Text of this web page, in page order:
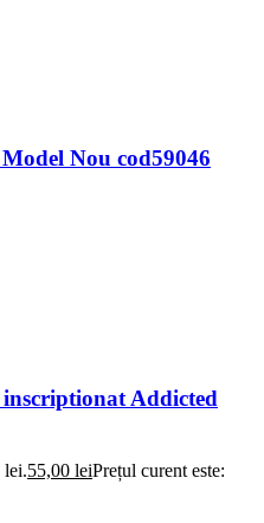
Nou cod59046
Addicted
lei.55,00 leiPrețul curent este: